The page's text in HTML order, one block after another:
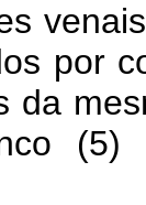
por
da